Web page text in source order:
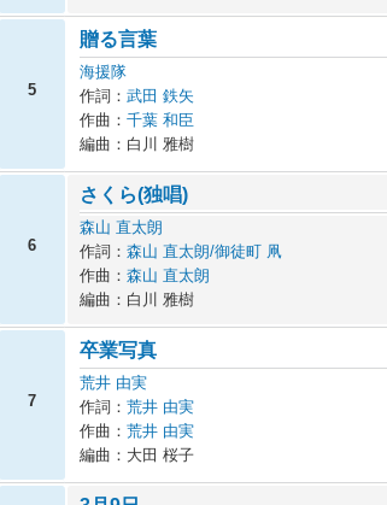
5
贈る言葉
海援隊
作詞： 武田 鉄矢
作曲： 千葉 和臣
編曲：白川 雅樹
6
さくら(独唱)
森山 直太朗
作詞： 森山 直太朗/御徒町 凧
作曲： 森山 直太朗
編曲：白川 雅樹
7
卒業写真
荒井 由実
作詞： 荒井 由実
作曲： 荒井 由実
編曲：大田 桜子